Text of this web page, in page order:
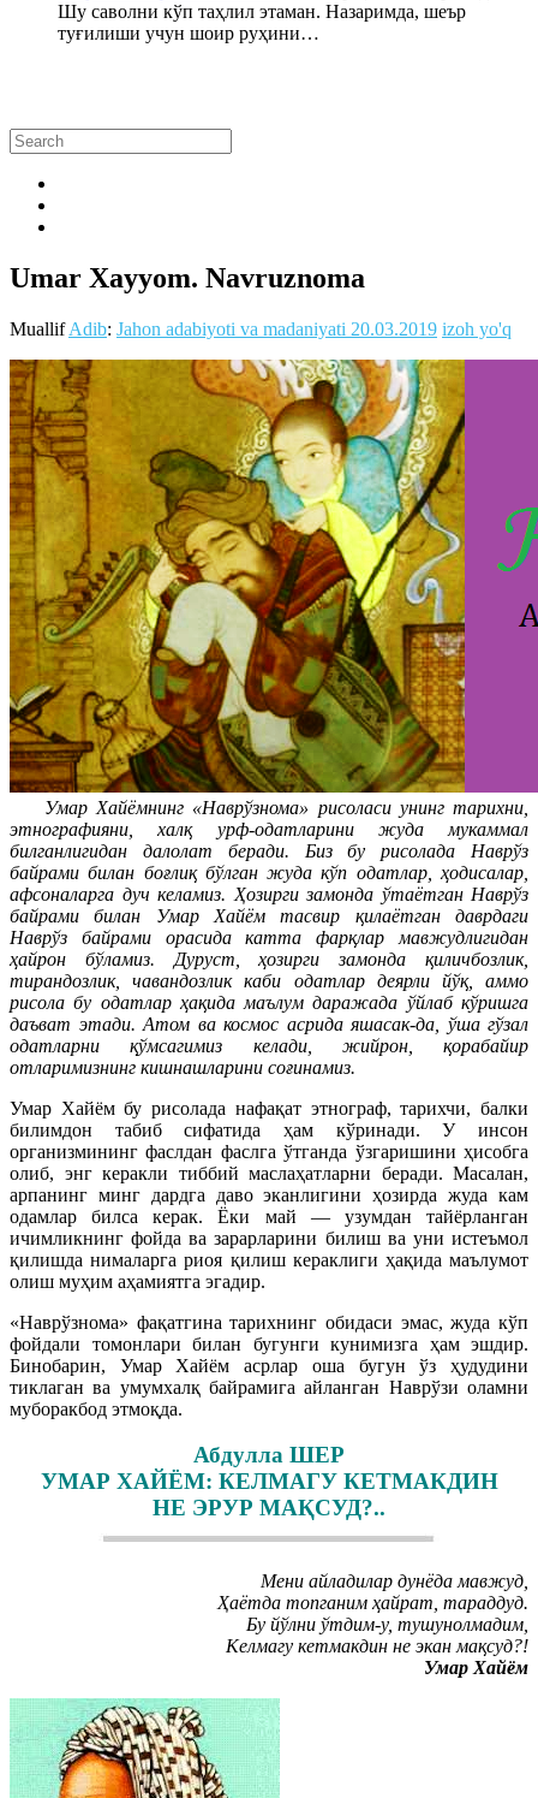
Шу саволни кўп таҳлил этаман. Назаримда, шеър
туғилиши учун шоир руҳини…
Umar Xayyom. Navruznoma
MuallifAdib: Jahon adabiyoti va madaniyati 20.03.2019 izoh yo'q
Умар Хайёмнинг «Наврўзнома» рисоласи унинг тарихни,
этнографияни, халқ урф-одатларини жуда мукаммал
билганлигидан далолат беради. Биз бу рисолада Наврўз
байрами билан боғлиқ бўлган жуда кўп одатлар, ҳодисалар,
афсоналарга дуч келамиз. Ҳозирги замонда ўтаётган Наврўз
байрами билан Умар Хайём тасвир қилаётган даврдаги
Наврўз байрами орасида катта фарқлар мавжудлигидан
ҳайрон бўламиз. Дуруст, ҳозирги замонда қиличбозлик,
тирандозлик, чавандозлик каби одатлар деярли йўқ, аммо
рисола бу одатлар ҳақида маълум даражада ўйлаб кўришга
даъват этади. Атом ва космос асрида яшасак-да, ўша гўзал
одатларни қўмсагимиз келади, жийрон, қорабайир
отларимизнинг кишнашларини соғинамиз.
Умар Хайём бу рисолада нафақат этнограф, тарихчи, балки
билимдон табиб сифатида ҳам кўринади. У инсон
организмининг фаслдан фаслга ўтганда ўзгаришини ҳисобга
олиб, энг керакли тиббий маслаҳатларни беради. Масалан,
арпанинг минг дардга даво эканлигини ҳозирда жуда кам
одамлар билса керак. Ёки май — узумдан тайёрланган
ичимликнинг фойда ва зарарларини билиш ва уни истеъмол
қилишда нималарга риоя қилиш кераклиги ҳақида маълумот
олиш муҳим аҳамиятга эгадир.
«Наврўзнома» фақатгина тарихнинг обидаси эмас, жуда кўп
фойдали томонлари билан бугунги кунимизга ҳам эшдир.
Бинобарин, Умар Хайём асрлар оша бугун ўз ҳудудини
тиклаган ва умумхалқ байрамига айланган Наврўзи оламни
муборакбод этмоқда.
Абдулла ШЕР
УМАР ХАЙЁМ: КЕЛМАГУ КЕТМАКДИН
НЕ ЭРУР МАҚСУД?..
Мени айладилар дунёда мавжуд,
Ҳаётда топганим ҳайрат, тараддуд.
Бу йўлни ўтдим-у, тушунолмадим,
Келмагу кетмакдин не экан мақсуд?!
Умар Хайём